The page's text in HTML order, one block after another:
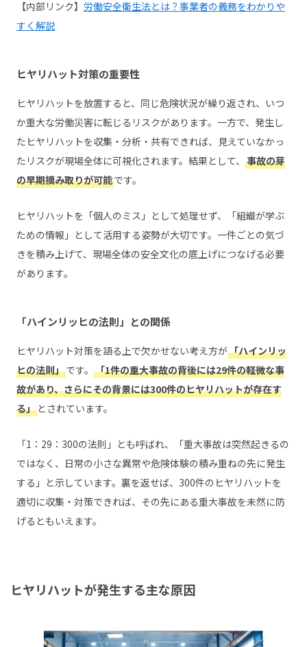
【内部リンク】 労働安全衛生法とは？事業者の義務をわかりや
すく解説
ヒヤリハット対策の重要性
ヒヤリハットを放置すると、同じ危険状況が繰り返され、いつ
か重大な労働災害に転じるリスクがあります。一方で、発生し
たヒヤリハットを収集・分析・共有できれば、見えていなかっ
たリスクが現場全体に可視化されます。結果として、 事故の芽
の早期摘み取りが可能です。
ヒヤリハットを「個人のミス」として処理せず、「組織が学ぶ
ための情報」として活用する姿勢が大切です。一件ごとの気づ
きを積み上げて、現場全体の安全文化の底上げにつなげる必要
があります。
「ハインリッヒの法則」との関係
ヒヤリハット対策を語る上で欠かせない考え方が「ハインリッ
ヒの法則」です。 「1件の重大事故の背後には29件の軽微な事
故があり、さらにその背景には300件のヒヤリハットが存在す
る」 とされています。
「1：29：300の法則」とも呼ばれ、「重大事故は突然起きるの
ではなく、日常の小さな異常や危険体験の積み重ねの先に発生
する」と示しています。裏を返せば、300件のヒヤリハットを
適切に収集・対策できれば、その先にある重大事故を未然に防
げるともいえます。
ヒヤリハットが発生する主な原因